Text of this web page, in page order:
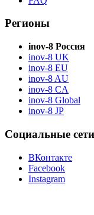
Регионы
inov-8 Россия
inov-8 UK
inov-8 EU
inov-8 AU
inov-8 CA
inov-8 Global
inov-8 JP
Социальные сети
ВКонтакте
Facebook
Instagram